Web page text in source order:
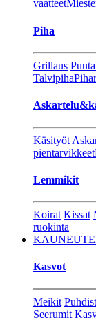
vaatteet
Piha
Grillaus
Talvipiha
Käsityöt
pientarvikkeet
Lemmikit
Koirat Kissat
ruokinta
Kasvot
Meikit
Seerumit